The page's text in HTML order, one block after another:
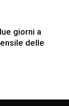
giorni a
delle